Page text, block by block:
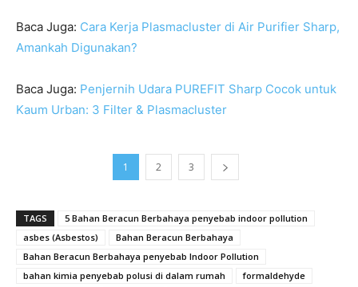
Baca Juga: Cara Kerja Plasmacluster di Air Purifier Sharp,
Amankah Digunakan?
Baca Juga: Penjernih Udara PUREFIT Sharp Cocok untuk
Kaum Urban: 3 Filter & Plasmacluster
1 2 3
TAGS
5 Bahan Beracun Berbahaya penyebab indoor pollution
asbes (Asbestos)
Bahan Beracun Berbahaya
Bahan Beracun Berbahaya penyebab Indoor Pollution
bahan kimia penyebab polusi di dalam rumah
formaldehyde